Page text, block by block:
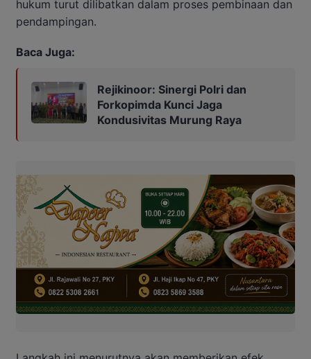
hukum turut dilibatkan dalam proses pembinaan dan
pendampingan.
Baca Juga:
Rejikinoor: Sinergi Polri dan
Forkopimda Kunci Jaga
Kondusivitas Murung Raya